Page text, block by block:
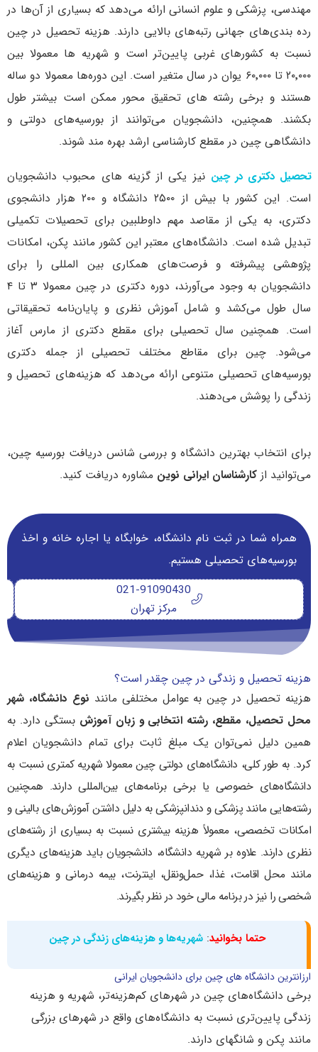
مهندسی، پزشکی و علوم انسانی ارائه می‌دهد که بسیاری از آن‌ها در
رده ‌بندی‌های جهانی رتبه‌های بالایی دارند. هزینه تحصیل در چین
نسبت به کشورهای غربی پایین‌تر است و شهریه‌ ها معمولا بین
۲۰٬۰۰۰ تا ۶۰٬۰۰۰ یوان در سال متغیر است. این دوره‌ها معمولا دو ساله
هستند و برخی رشته ‌های تحقیق‌ محور ممکن است بیشتر طول
بکشند. همچنین، دانشجویان می‌توانند از بورسیه‌های دولتی و
دانشگاهی چین در مقطع کارشناسی ارشد بهره‌ مند شوند.
تحصیل دکتری در چین نیز یکی از گزینه های محبوب دانشجویان
است. این کشور با بیش از ۲۵۰۰ دانشگاه و ۲۰۰ هزار دانشجوی
دکتری، به یکی از مقاصد مهم داوطلبین برای تحصیلات تکمیلی
تبدیل شده است. دانشگاه‌های معتبر این کشور مانند پکن، امکانات
پژوهشی پیشرفته و فرصت‌های همکاری بین المللی را برای
دانشجویان به وجود می‌آورند، دوره دکتری در چین معمولا ۳ تا ۴
سال طول می‌کشد و شامل آموزش نظری و پایان‌نامه تحقیقاتی
است. همچنین سال تحصیلی برای مقطع دکتری از مارس آغاز
می‌شود. چین برای مقاطع مختلف تحصیلی از جمله دکتری
بورسیه‌های تحصیلی متنوعی ارائه می‌دهد که هزینه‌های تحصیل و
زندگی را پوشش می‌دهند.
برای انتخاب بهترین دانشگاه و بررسی شانس دریافت بورسیه چین،
می‌توانید از کارشناسان ایرانی نوین مشاوره دریافت کنید.
همراه شما در ثبت نام دانشگاه‌، خوابگاه یا اجاره خانه و اخذ
بورسیه‌های تحصیلی هستیم.
021-91090430
مرکز تهران
هزینه تحصیل و زندگی در چین چقدر است؟
هزینه تحصیل در چین به عوامل مختلفی مانند نوع دانشگاه، شهر
محل تحصیل، مقطع، رشته انتخابی و زبان آموزش بستگی دارد. به
همین دلیل نمی‌توان یک مبلغ ثابت برای تمام دانشجویان اعلام
کرد.به طور کلی، دانشگاه‌های دولتی چین معمولا شهریه کمتری نسبت به
دانشگاه‌های خصوصی یا برخی برنامه‌های بین‌المللی دارند. همچنین
رشته‌هایی مانند پزشکی و دندانپزشکی به دلیل داشتن آموزش‌های بالینی و
امکانات تخصصی، معمولاً هزینه بیشتری نسبت به بسیاری از رشته‌های
نظری دارند.علاوه بر شهریه دانشگاه، دانشجویان باید هزینه‌های دیگری
مانند محل اقامت، غذا، حمل‌ونقل، اینترنت، بیمه درمانی و هزینه‌های
شخصی را نیز در برنامه مالی خود در نظر بگیرند.
حتما بخوانید:شهریه‌ها و هزینه‌های زندگی در چین
ارزانترین دانشگاه های چین برای دانشجویان ایرانی
برخی دانشگاه‌های چین در شهرهای کم‌هزینه‌تر، شهریه و هزینه
زندگی پایین‌تری نسبت به دانشگاه‌های واقع در شهرهای بزرگی
مانند پکن و شانگهای دارند.